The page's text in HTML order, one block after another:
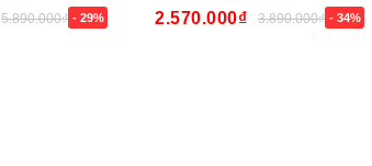
5.890.000₫ - 29% 2.570.000₫ 3.890.000₫ - 34%